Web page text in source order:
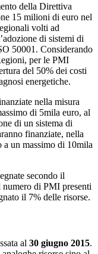
della Direttiva
15 milioni di euro nel
volti ad
di sistemi di
50001. Considerando
per le PMI
del 50% dei costi
energetiche.
nella misura
di 5mila euro, al
di un sistema di
finanziate, nella
a un massimo di 10mila
secondo il
numero di PMI presenti
il 7% delle risorse.
al 30 giugno 2015.